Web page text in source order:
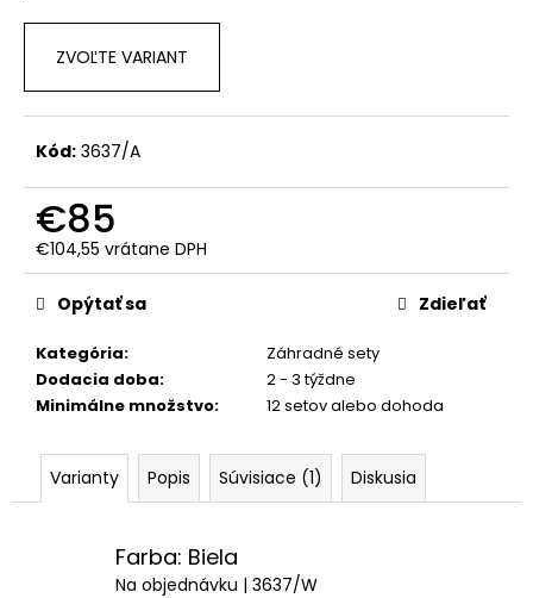
ZVOĽTE VARIANT
Kód: 3637/A
€85
€104,55 vrátane DPH
Jednotková
cena:
Kategória:
Záhradné sety
Dodacia doba:
2 - 3 týždne
Minimálne množstvo: 12 setov alebo dohoda
Opýtať sa Zdieľať
Varianty Popis Súvisiace (1) Diskusia
Farba: Biela
Na objednávku | 3637/W